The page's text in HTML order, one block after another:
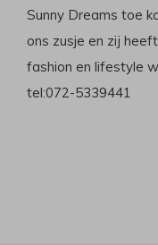
Sunny Dreams toe
ons zusje en zij
fashion en lifestyle
tel:072-5339441